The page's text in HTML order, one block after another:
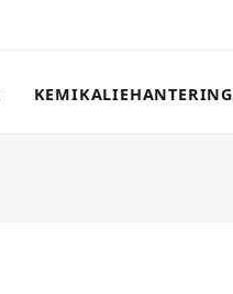
KEMIKALIEHANTERING